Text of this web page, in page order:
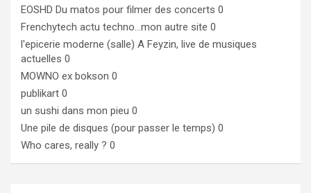
EOSHD Du matos pour filmer des concerts 0
Frenchytech actu techno…mon autre site 0
l'epicerie moderne (salle) A Feyzin, live de musiques
actuelles 0
MOWNO ex bokson 0
publikart 0
un sushi dans mon pieu 0
Une pile de disques (pour passer le temps) 0
Who cares, really ? 0